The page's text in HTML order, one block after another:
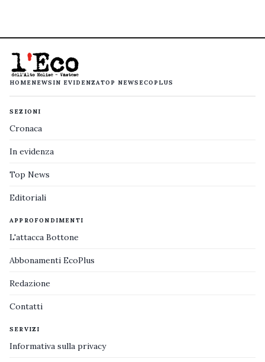
HOMENEWS IN EVIDENZATOP NEWS ECOPLUS
SEZIONI
Cronaca
In evidenza
Top News
Editoriali
APPROFONDIMENTI
L'attacca Bottone
Abbonamenti EcoPlus
Redazione
Contatti
SERVIZI
Informativa sulla privacy